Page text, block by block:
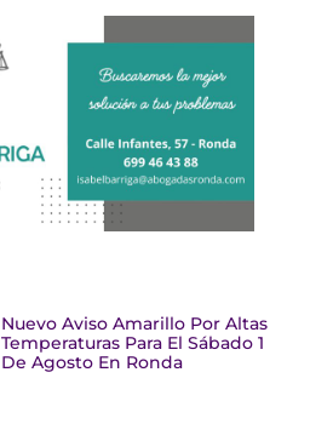
Nuevo Aviso Amarillo Por Altas
Temperaturas Para El Sábado 1
De Agosto En Ronda